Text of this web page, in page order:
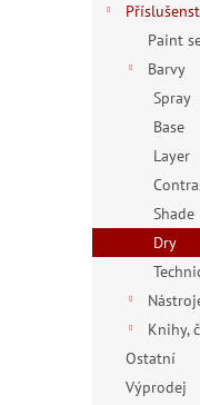
Paint
Barvy
Spray
Base
Layer
Shade
Dry
Knihy,
Ostatní
Výprodej